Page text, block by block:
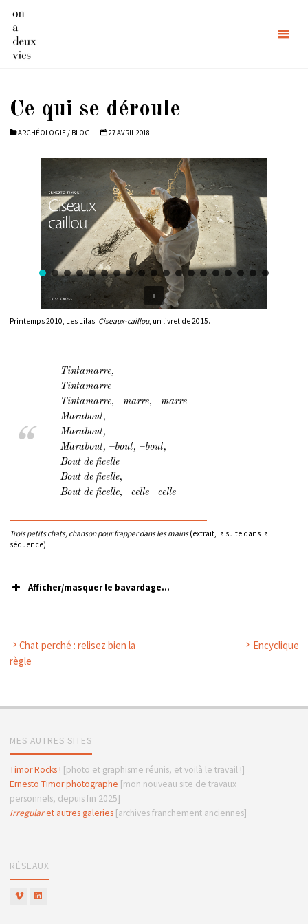
content
Ce qui se déroule
ARCHÉOLOGIE / BLOG 27 AVRIL 2018
Printemps 2010, Les Lilas. Ciseaux-caillou, un livret de 2015.
Tintamarre,
Tintamarre
Tintamarre, –marre, –marre
Marabout,
Marabout,
Marabout, –bout, –bout,
Bout de ficelle
Bout de ficelle,
Bout de ficelle, –celle –celle
Trois petits chats, chanson pour frapper dans les mains(extrait, la suite dans la
séquence).
Afficher/masquer le bavardage...
Chat perché : relisez bien la
règle
Encyclique
MES AUTRES SITES
Timor Rocks ! [photo et graphisme réunis, et voilà le travail !]
Ernesto Timor photographe [mon nouveau site de travaux
personnels, depuis fin 2025]
Irregularet autres galeries[archives franchement anciennes]
RÉSEAUX